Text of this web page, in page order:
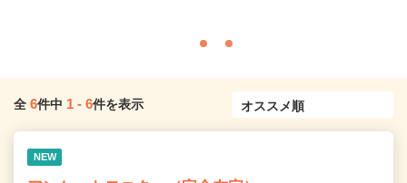
全 6件中 1 - 6件を表示
NEW